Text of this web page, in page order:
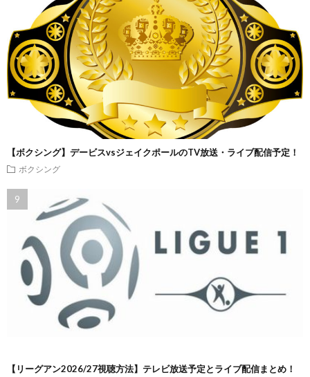
【ボクシング】デービスvsジェイクポールのTV放送・ライブ配信予定！
ボクシング
【リーグアン2026/27視聴方法】テレビ放送予定とライブ配信まとめ！